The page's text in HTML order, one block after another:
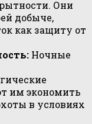
Они
добыче,
как защиту от
Ночные
им экономить
в условиях